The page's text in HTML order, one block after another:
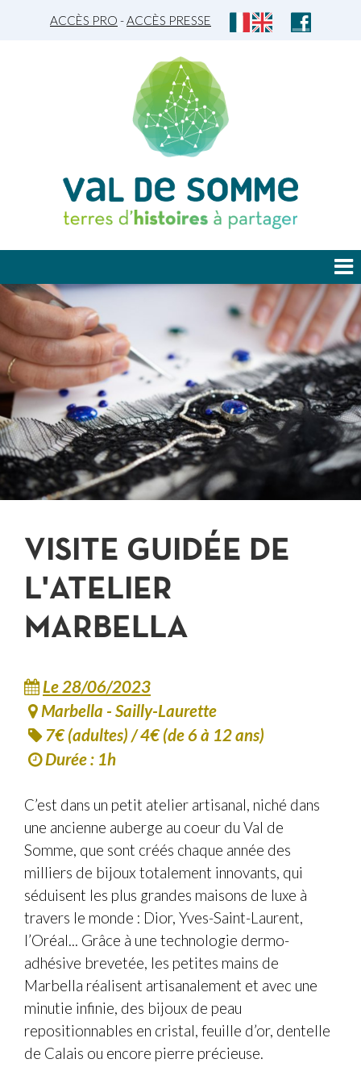
ACCÈS PRO -ACCÈS PRESSE
JE DÉCOUVRE
JE PLANIFIE
JE PARTICIPE
VISITE GUIDÉE DE
L'ATELIER
MARBELLA
Le 28/06/2023
Marbella - Sailly-Laurette
7€ (adultes) / 4€ (de 6 à 12 ans)
Durée : 1h
C’est dans un petit atelier artisanal, niché dans
une ancienne auberge au coeur du Val de
Somme, que sont créés chaque année des
milliers de bijoux totalement innovants, qui
séduisent les plus grandes maisons de luxe à
travers le monde : Dior, Yves-Saint-Laurent,
l’Oréal... Grâce à une technologie dermo-
adhésive brevetée, les petites mains de
Marbella réalisent artisanalement et avec une
minutie infinie, des bijoux de peau
repositionnables en cristal, feuille d’or, dentelle
de Calais ou encore pierre précieuse.